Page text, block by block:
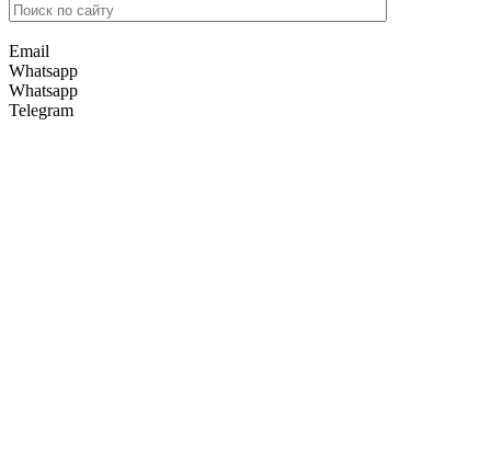
Email
Whatsapp
Whatsapp
Telegram